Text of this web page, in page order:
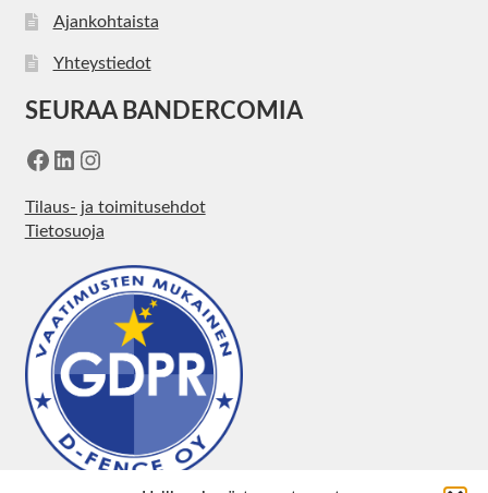
Ajankohtaista
Yhteystiedot
SEURAA BANDERCOMIA
Facebook
LinkedIn
Instagram
Tilaus- ja toimitusehdot
Tietosuoja